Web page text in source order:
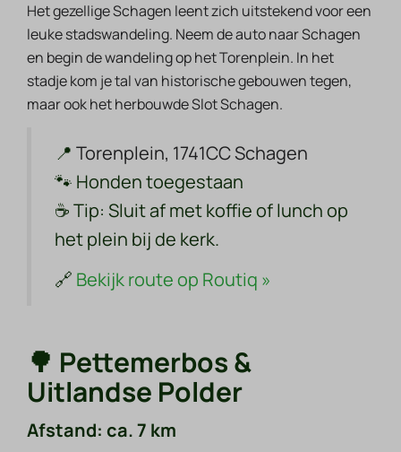
Het gezellige Schagen leent zich uitstekend voor een
leuke stadswandeling. Neem de auto naar Schagen
en begin de wandeling op het Torenplein. In het
stadje kom je tal van historische gebouwen tegen,
maar ook het herbouwde Slot Schagen.
📍Torenplein, 1741CC Schagen
🐾 Honden toegestaan
☕Tip: Sluit af met koffie of lunch op
het plein bij de kerk.
🔗 Bekijk route op Routiq »
🌳 Pettemerbos &
Uitlandse Polder
Afstand: ca. 7 km